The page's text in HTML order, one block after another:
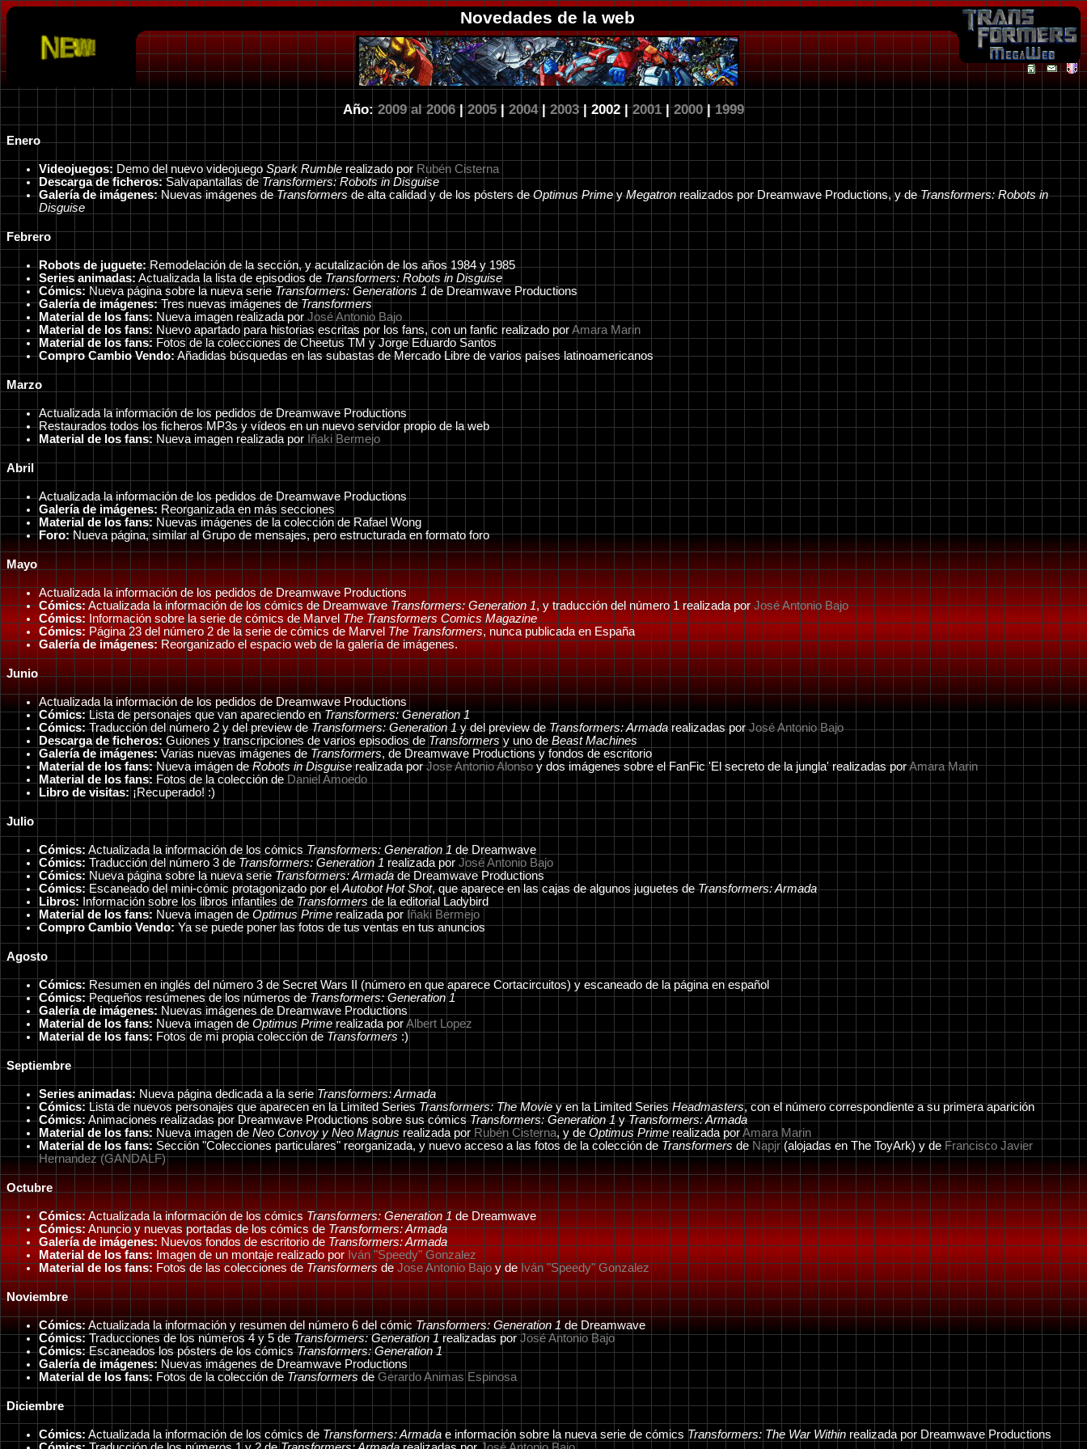
Novedades de la web
Año:2009 al 2006|2005|2004|2003| 2002 |2001|2000|1999
Enero
Videojuegos: Demo del nuevo videojuego Spark Rumble realizado por Rubén Cisterna
Descarga de ficheros:Salvapantallas deTransformers: Robots in Disguise
Galería de imágenes:Nuevas imágenes deTransformersde alta calidad y de los pósters deOptimus PrimeyMegatronrealizados por Dreamwave Productions, y deTransformers: Robots in
Disguise
Febrero
Robots de juguete:Remodelación de la sección, y acutalización de los años 1984 y 1985
Series animadas: Actualizada la lista de episodios de Transformers: Robots in Disguise
Cómics: Nueva página sobre la nueva serie Transformers: Generations 1 de Dreamwave Productions
Galería de imágenes:Tres nuevas imágenes deTransformers
Material de los fans: Nueva imagen realizada por José Antonio Bajo
Material de los fans: Nuevo apartado para historias escritas por los fans, con un fanfic realizado porAmara Marin
Material de los fans:Fotos de la colecciones de Cheetus TM y Jorge Eduardo Santos
Compro Cambio Vendo:Añadidas búsquedas en las subastas de Mercado Libre de varios países latinoamericanos
Marzo
Actualizada la información de los pedidos de Dreamwave Productions
Restaurados todos los ficheros MP3s y vídeos en un nuevo servidor propio de la web
Material de los fans: Nueva imagen realizada por Iñaki Bermejo
Abril
Actualizada la información de los pedidos de Dreamwave Productions
Galería de imágenes: Reorganizada en más secciones
Material de los fans: Nuevas imágenes de la colección de Rafael Wong
Foro:Nueva página, similar al Grupo de mensajes, pero estructurada en formato foro
Mayo
Actualizada la información de los pedidos de Dreamwave Productions
Cómics:Actualizada la información de los cómics de DreamwaveTransformers: Generation 1, y traducción del número 1 realizada porJosé Antonio Bajo
Cómics:Información sobre la serie de cómics de MarvelThe Transformers Comics Magazine
Cómics:Página 23 del número 2 de la serie de cómics de MarvelThe Transformers, nunca publicada en España
Galería de imágenes:Reorganizado el espacio web de la galería de imágenes.
Junio
Actualizada la información de los pedidos de Dreamwave Productions
Cómics:Lista de personajes que van apareciendo enTransformers: Generation 1
Cómics:Traducción del número 2 y del preview deTransformers: Generation 1y del preview deTransformers: Armadarealizadas porJosé Antonio Bajo
Descarga de ficheros: Guiones y transcripciones de varios episodios de Transformers y uno de Beast Machines
Galería de imágenes: Varias nuevas imágenes de Transformers, de Dreamwave Productions y fondos de escritorio
Material de los fans:Nueva imágen deRobots in Disguiserealizada porJose Antonio Alonsoy dos imágenes sobre el FanFic 'El secreto de la jungla' realizadas porAmara Marin
Material de los fans: Fotos de la colección de Daniel Amoedo
Libro de visitas: ¡Recuperado! :)
Julio
Cómics: Actualizada la información de los cómics Transformers: Generation 1 de Dreamwave
Cómics: Traducción del número 3 de Transformers: Generation 1 realizada por José Antonio Bajo
Cómics:Nueva página sobre la nueva serieTransformers: Armadade Dreamwave Productions
Cómics:Escaneado del mini-cómic protagonizado por elAutobot Hot Shot, que aparece en las cajas de algunos juguetes deTransformers: Armada
Libros: Información sobre los libros infantiles de Transformers de la editorial Ladybird
Material de los fans: Nueva imagen de Optimus Prime realizada por Iñaki Bermejo
Compro Cambio Vendo:Ya se puede poner las fotos de tus ventas en tus anuncios
Agosto
Cómics: Resumen en inglés del número 3 de Secret Wars II (número en que aparece Cortacircuitos) y escaneado de la página en español
Cómics:Pequeños resúmenes de los números deTransformers: Generation 1
Galería de imágenes: Nuevas imágenes de Dreamwave Productions
Material de los fans: Nueva imagen de Optimus Prime realizada porAlbert Lopez
Material de los fans:Fotos de mi propia colección deTransformers:)
Septiembre
Series animadas: Nueva página dedicada a la serie Transformers: Armada
Cómics:Lista de nuevos personajes que aparecen en la Limited SeriesTransformers: The Moviey en la Limited SeriesHeadmasters, con el número correspondiente a su primera aparición
Cómics:Animaciones realizadas por Dreamwave Productions sobre sus cómicsTransformers: Generation 1yTransformers: Armada
Material de los fans: Nueva imagen de Neo Convoy y Neo Magnus realizada por Rubén Cisterna, y de Optimus Prime realizada porAmara Marin
Material de los fans: Sección "Colecciones particulares" reorganizada, y nuevo acceso a las fotos de la colección de Transformers de Napjr (alojadas en The ToyArk) y de Francisco Javier
Hernandez (GANDALF)
Octubre
Cómics:Actualizada la información de los cómicsTransformers: Generation 1de Dreamwave
Cómics:Anuncio y nuevas portadas de los cómics deTransformers: Armada
Galería de imágenes:Nuevos fondos de escritorio deTransformers: Armada
Material de los fans:Imagen de un montaje realizado porIván "Speedy" Gonzalez
Material de los fans:Fotos de las colecciones deTransformersdeJose Antonio Bajoy deIván "Speedy" Gonzalez
Noviembre
Cómics:Actualizada la información y resumen del número 6 del cómicTransformers: Generation 1de Dreamwave
Cómics:Traducciones de los números 4 y 5 deTransformers: Generation 1realizadas porJosé Antonio Bajo
Cómics:Escaneados los pósters de los cómicsTransformers: Generation 1
Galería de imágenes: Nuevas imágenes de Dreamwave Productions
Material de los fans: Fotos de la colección de Transformers de Gerardo Animas Espinosa
Diciembre
Cómics: Actualizada la información de los cómics de Transformers: Armada e información sobre la nueva serie de cómics Transformers: The War Within realizada por Dreamwave Productions